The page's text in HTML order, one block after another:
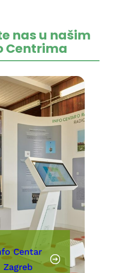
nas u našim
Centrima
Centar
Zagreb